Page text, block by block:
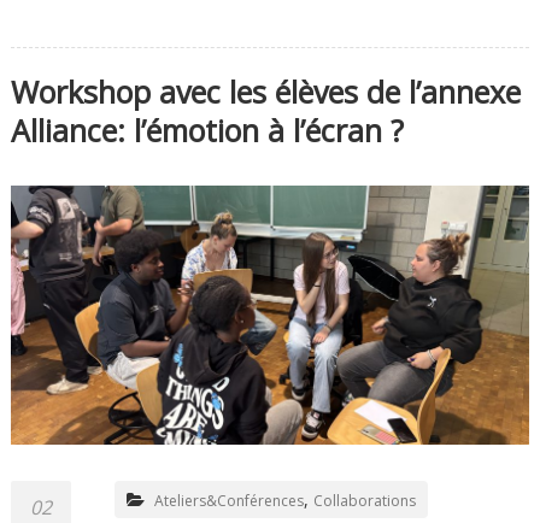
Workshop avec les élèves de l’annexe
Alliance: l’émotion à l’écran ?
02 Ateliers&Conférences, Collaborations